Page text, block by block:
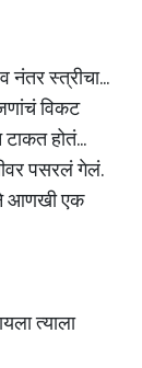
स्त्रीचा...
विकट
होतं...
पसरलं गेलं.
आणखी एक
त्याला